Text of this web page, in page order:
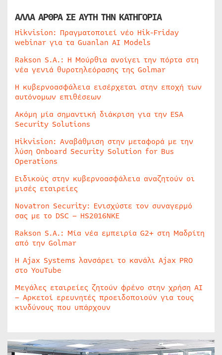
ΑΛΛΑ ΑΡΘΡΑ ΣΕ ΑΥΤΗ ΤΗΝ ΚΑΤΗΓΟΡΙΑ
Hikvision: Πραγματοποιεί νέο Hik-Friday
webinar για τα Guanlan AI Models
Rakson S.A.: Η Μούρθια ανοίγει την πόρτα στη
νέα γενιά θυροτηλεόρασης της Golmar
Η κυβερνοασφάλεια εισέρχεται στην εποχή των
αυτόνομων επιθέσεων
Ακόμη μία σημαντική διάκριση για την ESA
Security Solutions
Hikvision: Αναβάθμιση στην μεταφορά με την
λύση Onboard Security Solution for Bus
Operations
Ειδικούς στην κυβερνοασφάλεια αναζητούν οι
μισές εταιρείες
Novatron Security: Ενισχύστε τον συναγερμό
σας με το DSC – HS2016NKE
Rakson S.A.: Μία νέα εμπειρία G2+ στη Μαδρίτη
από την Golmar
Η Ajax Systems λανσάρει το κανάλι Ajax PRO
στο YouTube
Μεγάλες εταιρείες ζητούν φρένο στην χρήση AI
– Αρκετοί ερευνητές προειδοποιούν για τους
κινδύνους που υπάρχουν